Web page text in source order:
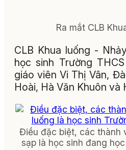
Ra mắt CLB
CLB Khua luống -
học sinh Trường
giáo viên Vi Thị Vân,
Hoài, Hà Văn Khuôn
Điều đặc biệt, các thành
sạp là học sinh đang